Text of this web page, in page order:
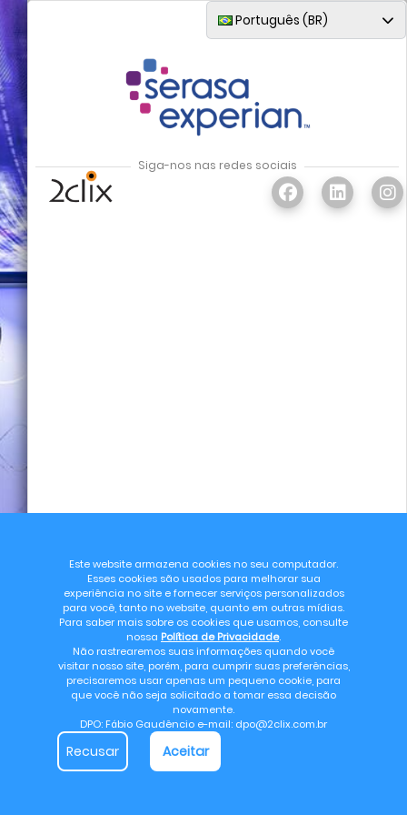
Português (BR)
Siga-nos nas redes sociais
Este website armazena cookies no seu computador.
Esses cookies são usados para melhorar sua
experiência no site e fornecer serviços personalizados
para você, tanto no website, quanto em outras mídias.
Para saber mais sobre os cookies que usamos, consulte
nossa Política de Privacidade.
Não rastrearemos suas informações quando você
visitar nosso site, porém, para cumprir suas preferências,
precisaremos usar apenas um pequeno cookie, para
que você não seja solicitado a tomar essa decisão
novamente.
DPO: Fábio Gaudêncio e-mail: dpo@2clix.com.br
Recusar Aceitar